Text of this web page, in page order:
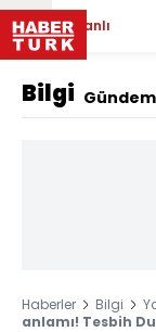
Canlı
Bilgi Gündem
Haberler Bilgi
anlamı! Tesbih